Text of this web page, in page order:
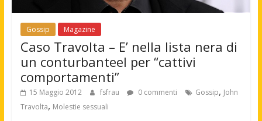
Gossip Magazine
Caso Travolta – E’ nella lista nera di
un conturbanteel per “cattivi
comportamenti”
15 Maggio 2012 fsfrau 0 commenti Gossip, John
Travolta, Molestie sessuali